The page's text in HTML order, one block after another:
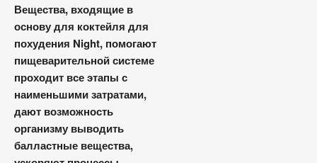
Вещества, входящие в
основу для коктейля для
похудения Night, помогают
пищеварительной системе
проходит все этапы с
наименьшими затратами,
дают возможность
организму выводить
балластные вещества,